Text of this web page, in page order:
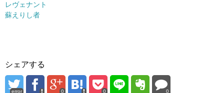
レヴェナント
蘇えりし者
シェアする
error 0 0 0